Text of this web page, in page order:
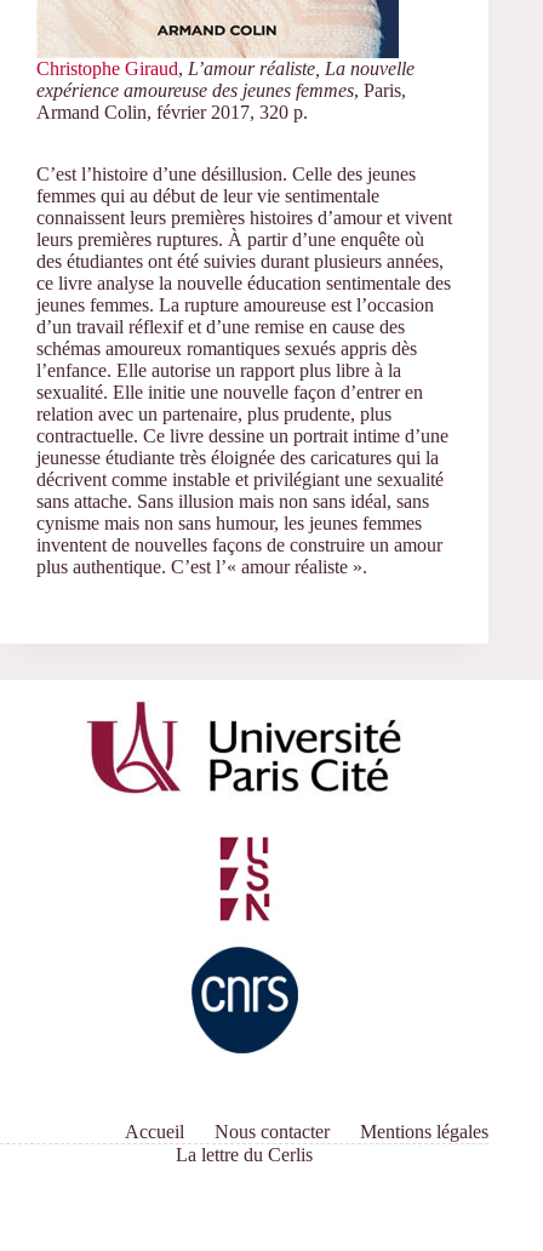
Christophe Giraud, L’amour réaliste, La nouvelle
expérience amoureuse des jeunes femmes, Paris,
Armand Colin, février 2017, 320 p.
C’est l’histoire d’une désillusion. Celle des jeunes
femmes qui au début de leur vie sentimentale
connaissent leurs premières histoires d’amour et vivent
leurs premières ruptures. À partir d’une enquête où
des étudiantes ont été suivies durant plusieurs années,
ce livre analyse la nouvelle éducation sentimentale des
jeunes femmes. La rupture amoureuse est l’occasion
d’un travail réflexif et d’une remise en cause des
schémas amoureux romantiques sexués appris dès
l’enfance. Elle autorise un rapport plus libre à la
sexualité. Elle initie une nouvelle façon d’entrer en
relation avec un partenaire, plus prudente, plus
contractuelle. Ce livre dessine un portrait intime d’une
jeunesse étudiante très éloignée des caricatures qui la
décrivent comme instable et privilégiant une sexualité
sans attache. Sans illusion mais non sans idéal, sans
cynisme mais non sans humour, les jeunes femmes
inventent de nouvelles façons de construire un amour
plus authentique. C’est l’« amour réaliste ».
Accueil Nous contacter
Mentions légales
La lettre du Cerlis